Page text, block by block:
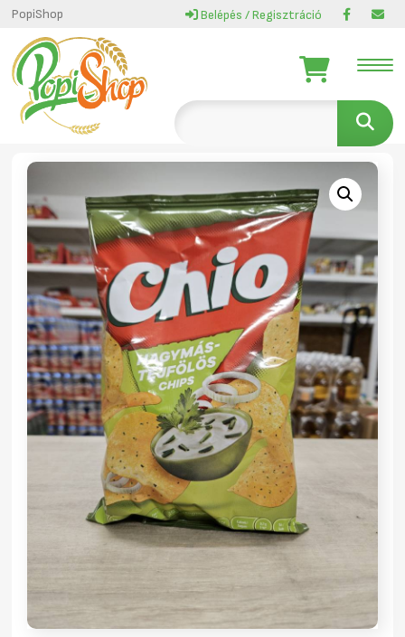
PopiShop Belépés / Regisztráció